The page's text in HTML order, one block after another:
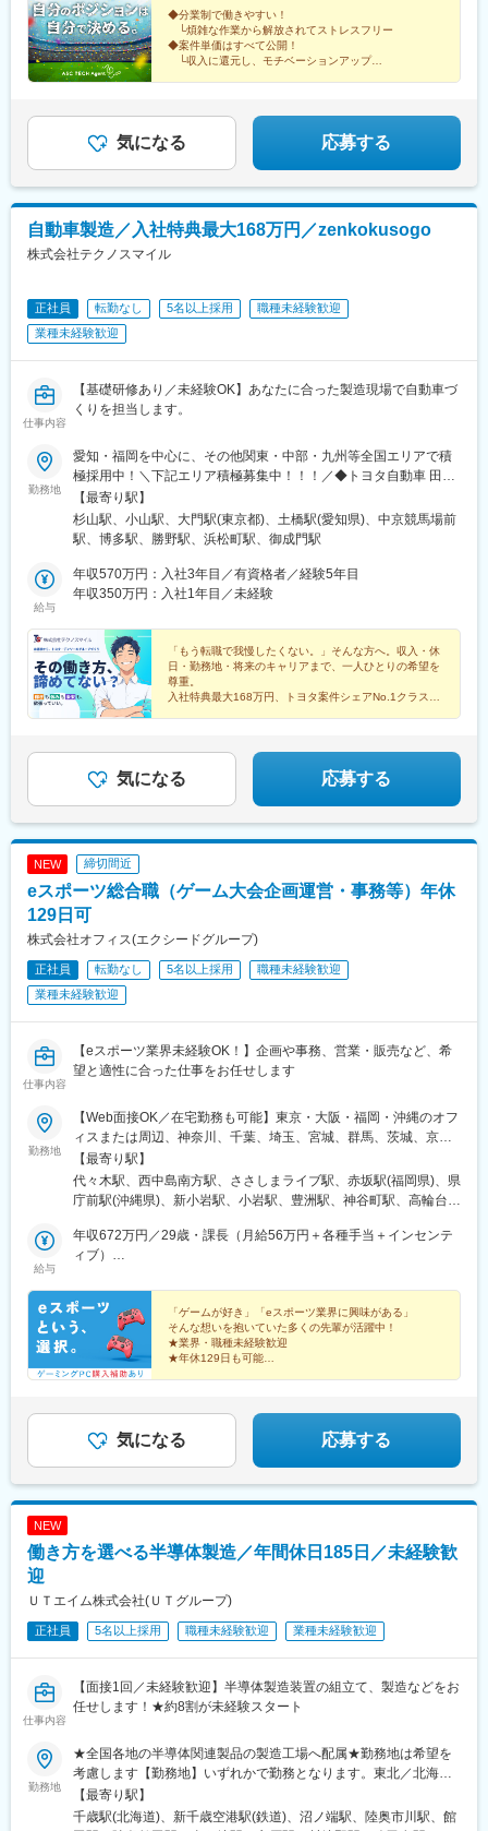
歌山■東海／愛知、岐阜、三重、静岡■九州／福岡、鹿児島、熊
本、大分、長崎■海外／シンガポール、ミャンマー、バングラデシ
ュ、メキシコ、ドバイ、台湾海外にも事業を展開し、技術者がグ
ローバルに活躍できる環境です！
ディズニーランド・ステーション駅、京成西船駅、京成成田駅、
海浜幕張駅、柏駅、松戸駅、おゆみ野駅、船橋駅、佐倉駅、京成
千葉駅、新鎌ケ谷駅、成田空港駅(鉄道)、大宮駅(埼玉県)、志茂
駅、熊谷駅、浦和美園駅、東川口駅、所沢駅、籠原駅、南浦和
浦和駅、八木崎駅、水戸駅、つくば駅、守谷駅、日立駅、土浦
駅、古河駅、工機前駅、ひたち野うしく駅、石岡駅、取手駅、東
駅、伊勢崎駅、上神梅駅、土合口駅、新前橋駅、長野原草津口
駅、館林駅、横川駅(群馬県)、川原湯温泉駅、城東駅、水沼駅、高
崎問屋町駅、水上駅、板倉東洋大前駅、南方駅(大阪府)、西梅田
下鉄)、鶴橋駅、今宮戎駅、十三駅、大阪城公園駅、門真南駅、心
斎橋駅、万博記念公園駅、堺筋本町駅、姫路駅、三ノ宮駅、城崎
温泉駅、西明石駅、花隈駅、加古川駅、三宮駅(神戸新交通)、甲子
条駅、烏丸御池駅、京阪山科駅、伏見稲荷駅、西木津駅、福知山
駅、宇治駅(奈良線)、嵐山駅(阪急線)、烏丸駅、奈良駅、近鉄奈良
泉駅、高の原駅、桜井駅(奈良県)、信貴山下駅、尼ケ辻駅、田原本
駅、二階堂駅、松江しんじ湖温泉駅、米原駅、彦根駅、長浜駅、
守山駅、草津駅(滋賀県)、近江八幡駅、大津駅、京阪膳所駅、栗東
駅、南彦根駅、京阪石山駅、信楽駅、野洲駅、京阪大津京駅、和
歌山駅、貴志駅、白浜駅、和歌山市駅、橋本駅(和歌山県)、紀伊田
駅、西笠田駅、海南駅、紀三井寺駅、新宮駅、国際センター駅、
鶴舞駅、丸の内駅(愛知県)、金山駅(愛知県)、中部国際空港駅(鉄
県)、上前津駅、犬山駅、野田新町駅、岐阜駅、大垣駅、高山駅、
下呂駅、多治見駅、美濃太田駅、新鵜沼駅、西岐阜駅、岐阜羽島
駅、飛騨古川駅、名鉄岐阜駅、穂積駅、鵜沼駅、中津川駅、宇治
山田駅、鳥羽駅、播磨駅、近鉄四日市駅、津駅、松阪駅、志摩神
明駅、五十鈴川駅、四日市駅、伊勢中川駅、西桑名駅、鵜方駅、
枝駅、家山駅、博多駅、小倉駅(福岡県)、太宰府駅、久留米駅、門
司港駅、天神駅、西鉄香椎駅、千早駅、福岡空港駅(鉄道)、西鉄二
日市駅、折尾駅、新宮中央駅、中洲川端駅、鹿児島中央駅前駅、
大山駅(鹿児島県)、指宿駅、川内駅(鹿児島県)、嘉例川駅、出水
駅、吉松駅、国分駅(鹿児島県)、大隅横川駅、阿久根駅、鹿児島
駅、市立病院前駅(鹿児島県)、加治木駅、霧島神宮駅、熊本駅、阿
蘇駅、八代駅、人吉駅、水前寺公園駅、肥後大津駅、原水駅、荒
尾駅(熊本県)、南熊本駅、武蔵塚駅、宇土駅、高森駅、日奈久温泉
駅、大分駅、由布院駅、別府駅(大分県)、中津駅(大分県)、賀来
駅、日田駅、東中津駅、南由布駅、長崎駅前駅、佐世保駅、南風
崎駅、諫早駅、早岐駅、大三東駅、二重橋前駅、上野広小路駅、
高輪ゲートウェイ駅、新宿御苑前駅、新橋駅、池袋駅、牛田駅(東
京都)、秋葉原駅、神泉駅、蔵前駅、とうきょうスカイツリー駅、
西日暮里駅、新日本橋駅、浜松町駅、日比谷駅、高島町駅、桜木
町駅、伊勢佐木長者町駅、江ノ島駅、由比ケ浜駅、川崎駅、日本
大通り駅、早雲山駅、千葉駅、舞浜駅、西船橋駅、成田駅、京成
船橋駅、初富駅、中浦和駅、春日部駅、東武日光駅、今市駅、中
鉄)、鴫野駅、大阪難波駅、大阪上本町駅、新今宮駅、大阪ビジネ
スパーク駅、四ツ橋駅、公園東口駅、本町駅、山陽姫路駅、三宮
駅(神戸市営)、みなと元町駅、鳴尾・武庫川女子大前駅、中山観音
駅、宝塚南口駅、嵐電嵯峨駅、嵯峨嵐山駅、京都河原町駅、丸太
町駅(京都市営)、山科駅、宇治駅(京阪線)、四条駅(京都市営)、八
津京駅、田中口駅、名鉄名古屋駅、久屋大通駅、東別院駅、新豊
橋駅、大曽根駅、大須観音駅、浅間町駅、伊勢市駅、中之郷駅、
松駅、新静岡駅、古庄駅、吉原本町駅、祇園駅(福岡県)、九州鉄道
記念館駅、西鉄福岡駅、香椎駅、西鉄千早駅、二日市駅、呉服町
駅(福岡県)、高見橋駅、鹿児島駅前駅、中洲通駅、熊本駅前駅、人
吉温泉駅、市立体育館前駅、日田市役所前駅、五島町駅、ハウス
テンボス駅、京橋駅(東京都)、御徒町駅、泉岳寺駅、東新宿駅、築
曳舟駅、西日暮里駅(舎人ライナー)、竹橋駅、御成門駅、銀座駅、
横浜駅、馬車道駅、湘南江の島駅、石川町駅、中強羅駅、リゾー
トゲートウェイ・ステーション駅、東海神駅、三俣駅、大阪駅、
駅前駅、栄駅(愛知県)、矢場町駅、犬山遊園駅、第一通り駅、日吉
宮駅、紫駅、櫛田神社前駅、鹿児島中央駅、桜島桟橋通駅、神田
駅(鹿児島県)、二本木口駅、水前寺駅、長崎駅(長崎県)
600万円⇒年収800万円年収780万円⇒年収1000万円 ※大手ゼネコ
ン出身「社員の安心と幸せを第一に考える会社にしたい」という
想いから、業界内でも高水準となる月給60万円以上を用意しまし
た。担当プロジェクトも収入や働き方など、重視するポイントに
さい。＜年収例＞754万円／38歳1256万円／50歳787万円／62歳
865万円／40歳
◆分業制で働きやすい！
└煩雑な作業から解放されてストレスフリー
◆案件単価はすべて公開！
└収入に還元し、モチベーションアップ
気になる 応募する
自動車製造／入社特典最大168万円／zenkokusogo
株式会社テクノスマイル
正社員 転勤なし 5名以上採用
職種未経験歓迎
業種未経験歓迎
仕事内容
【基礎研修あり／未経験OK】あなたに合った製造現場で自動車づ
くりを担当します。
勤務地
愛知・福岡を中心に、その他関東・中部・九州等全国エリアで積
極採用中！＼下記エリア積極募集中！！！／◆トヨタ自動車 田原
工場：愛知県田原市緑が浜3-1◆トヨタ自動車九州 宮田工場：福
岡県宮若市上有木1番地◎赴任費用＆寮費は会社が負担◎車通勤
OK（駐車場あり）※勤務地による◎遠方からのご応募も歓迎。個
送迎がある案件もあり《勤務地》■トヨタ自動車 愛知…豊田市・
田原市■デンソー 愛知…西尾市■トヨタ自動車 九州…宮若市・京都
中！ご希望の勤務地がございましたら、お気軽にご相談くださ
い。
【最寄り駅】
杉山駅、小山駅、大門駅(東京都)、土橋駅(愛知県)、中京競馬場前
駅、博多駅、勝野駅、浜松町駅、御成門駅
給与
年収570万円：入社3年目／有資格者／経験5年目
年収350万円：入社1年目／未経験
「もう転職で我慢したくない。」そんな方へ。収入・休
日・勤務地・将来のキャリアまで、一人ひとりの希望を
尊重。
入社特典最大168万円、トヨタ案件シェアNo.1クラスだ
気になる 応募する
NEW 締切間近
eスポーツ総合職（ゲーム大会企画運営・事務等）年休
129日可
株式会社オフィス(エクシードグループ)
正社員 転勤なし 5名以上採用
職種未経験歓迎
業種未経験歓迎
仕事内容
【eスポーツ業界未経験OK！】企画や事務、営業・販売など、希
望と適性に合った仕事をお任せします
勤務地
【Web面接OK／在宅勤務も可能】東京・大阪・福岡・沖縄のオフ
ィスまたは周辺、神奈川、千葉、埼玉、宮城、群馬、茨城、京
都、兵庫、奈良、滋賀、和歌山、愛知、三重、岐阜、静岡、香
川、愛媛、広島、岡山、福岡、佐賀、長崎、熊本、大分、宮崎、
鹿児島、沖縄の各勤務先★全国から応募可能！★関東・関西のみ
ト！お住まい問わず、ご応募いただけます◎＼＼積極採用中！／
／★勤務地は希望を考慮し決定します。★転勤なし！★U・Iター
＞東京都豊島区東池袋3-7-9 AS ONE東池袋ビル7階＜名古屋支
社＞愛知県名古屋市中村区池町4－60－12 グローバルゲート12F
＜大阪支社＞大阪府大阪市淀川区西中島4-3-8 新大阪阪神ビル7
階＜福岡支社＞福岡県福岡市中央区大名２丁目 9-17 ARISTO大
名 3F＜沖縄支社＞沖縄県那覇市久茂地2丁目3-9 8階西
【最寄り駅】
代々木駅、西中島南方駅、ささしまライブ駅、赤坂駅(福岡県)、県
庁前駅(沖縄県)、新小岩駅、小岩駅、豊洲駅、神谷町駅、高輪台
駅(舎人ライナー)、三鷹駅、恵比寿駅、広尾駅、渋谷駅、高田馬場
駅、四ツ谷駅、新宿三丁目駅、三軒茶屋駅、霞ケ関駅(東京都)、末
(東京都)、飯田橋駅、有楽町駅、綾瀬駅、北千住駅、上野御徒町
駅、蒲田駅、大森駅(東京都)、東銀座駅、日本橋駅(東京都)、三越
前駅、小伝馬町駅、八丁堀駅(東京都)、中野坂上駅、中野駅(東京
都)、町田駅、目黒駅、立会川駅、五反田駅、井の頭公園駅、都電
雑司ケ谷駅、赤羽駅、押上駅、錦糸町駅、中目黒駅、大崎駅、鶴
駅、屏風浦駅、金沢文庫駅、新羽駅、戸塚駅、上永谷駅、鶴ケ峰
駅、瀬谷駅、立場駅、青葉台駅、センター南駅、鹿島田駅、武蔵
橋駅、浦安駅(千葉県)、国府台駅、京成八幡駅、谷津駅、幸谷駅、
ー駅、誉田駅、検見川浜駅、浦和駅、大宮駅(埼玉県)、熊谷駅、所
駅、朝潮橋駅、津守駅、大阪上本町駅、芦原橋駅、福駅、だいど
横堤駅、住ノ江駅、喜連瓜破駅、大阪梅田駅(阪急線)、堺筋本町
駅、堺駅、深井駅、石津川駅、栂・美木多駅、新金岡駅、北野田
弁天町駅、北千里駅、曽根駅(大阪府)、南摂津駅、大日駅、長堀橋
駅、枚方公園駅、高槻駅、りんくうタウン駅、八尾南駅、千里中
央駅(北大阪急行)、古川橋駅、伏見桃山駅、馬堀駅、淀駅、松井山
手駅、常盤駅(京都府)、西京極駅、醍醐駅(京都府)、六地蔵駅(京都
給与
年収672万円／29歳・課長（月給56万円＋各種手当＋インセンテ
ィブ）
ィブ）
「ゲームが好き」「eスポーツ業界に興味がある」
そんな想いを抱いていた多くの先輩が活躍中！
★業界・職種未経験歓迎
★年休129日も可能
気になる 応募する
NEW
働き方を選べる半導体製造／年間休日185日／未経験歓
迎
ＵＴエイム株式会社(ＵＴグループ)
正社員 5名以上採用 職種未経験歓迎 業種未経験歓迎
仕事内容
【面接1回／未経験歓迎】半導体製造装置の組立て、製造などをお
任せします！★約8割が未経験スタート
勤務地
★全国各地の半導体関連製品の製造工場へ配属★勤務地は希望を
考慮します【勤務地】いずれかで勤務となります。東北／北海
道・青森県・岩手県・宮城県・山形県・福島県関東／栃木県・群
馬県・茨城県・埼玉県・千葉県・東京都・神奈川県甲信越・北陸
【最寄り駅】
千歳駅(北海道)、新千歳空港駅(鉄道)、沼ノ端駅、陸奥市川駅、館